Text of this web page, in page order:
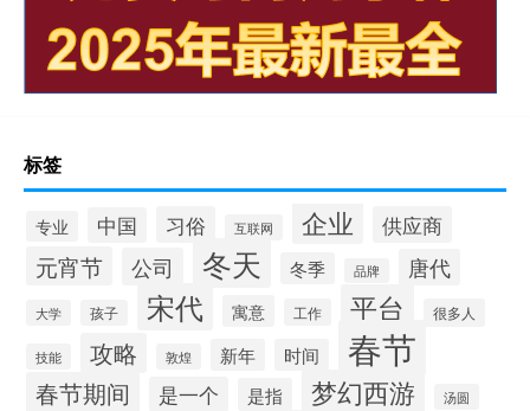
标签
专业 中国 习俗 互联网 企业 供应商
元宵节 公司 冬天 冬季 品牌 唐代
大学 孩子 宋代 寓意 工作 平台 很多人
技能 攻略 敦煌 新年 时间 春节
春节期间 是一个 是指 梦幻西游 汤圆